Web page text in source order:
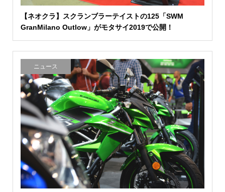
【ネオクラ】スクランブラーテイストの125「SWM
GranMilano Outlow」がモタサイ2019で公開！
ニュース